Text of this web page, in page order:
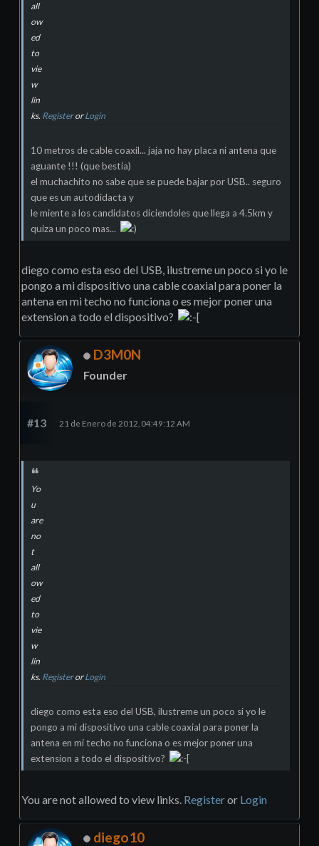
all
ow
ed
to
vie
w
lin
ks. RegisterorLogin
10 metros de cable coaxil... jaja no hay placa ni antena que
aguante !!! (que bestia)
el muchachito no sabe que se puede bajar por USB.. seguro
que es un autodidacta y
le miente a los candidatos diciendoles que llega a 4.5km y
quiza un poco mas...
diego como esta eso del USB, ilustreme un poco si yo le
pongo a mi dispositivo una cable coaxial para poner la
antena en mi techo no funciona o es mejor poner una
extension a todo el dispositivo?
D3M0N
Founder
#13 21 de Enero de 2012, 04:49:12 AM
Yo
u
are
no
t
all
ow
ed
to
vie
w
lin
ks. RegisterorLogin
diego como esta eso del USB, ilustreme un poco si yo le
pongo a mi dispositivo una cable coaxial para poner la
antena en mi techo no funciona o es mejor poner una
extension a todo el dispositivo?
You are not allowed to view links. Registeror Login
diego10